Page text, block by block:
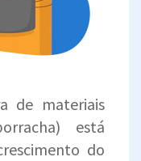
de materiais
está
do